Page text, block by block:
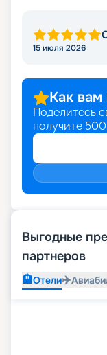
15 июля 2026
Как вам
Поделитесь
получите 500
Выгодные
партнеров
🏨Отели✈️